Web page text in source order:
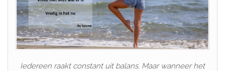
Iedereen raakt constant uit balans. Maar wanneer het